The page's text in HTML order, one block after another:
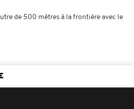
de 500 mètres à la frontière avec le